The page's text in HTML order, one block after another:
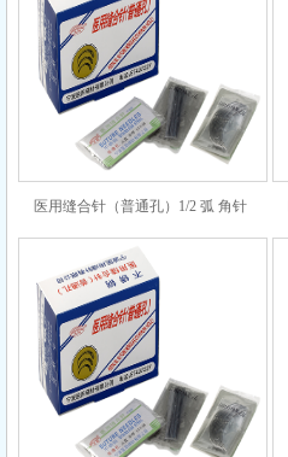
医用缝合针（普通孔）1/2 弧 角针
6×14